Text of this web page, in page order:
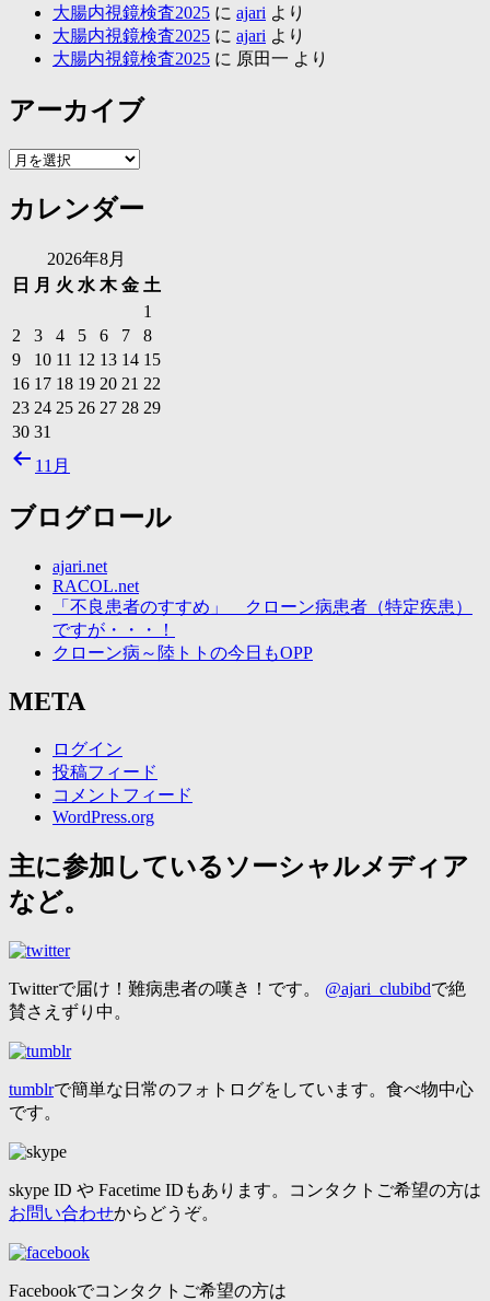
大腸内視鏡検査2025 に ajari より
大腸内視鏡検査2025 に ajari より
大腸内視鏡検査2025 に 原田一 より
アーカイブ
ア
カ
カレンダー
2026年8月
日
月 火 水 木 金 土
1
2
3 4 5 6 7
8
9
10 11 12 13 14 15
16 17 18 19 20 21 22
23 24 25 26 27 28 29
30 31
11月
ブログロール
ajari.net
RACOL.net
「不良患者のすすめ」 クローン病患者（特定疾患）
ですが・・・！
クローン病～陸トトの今日もOPP
META
ログイン
投稿フィード
コメントフィード
WordPress.org
主に参加しているソーシャルメディア
など。
Twitterで届け！難病患者の嘆き！です。 @ajari_clubibdで絶
賛さえずり中。
tumblrで簡単な日常のフォトログをしています。食べ物中心
です。
skype ID や Facetime IDもあります。コンタクトご希望の方は
お問い合わせからどうぞ。
Facebookでコンタクトご希望の方は